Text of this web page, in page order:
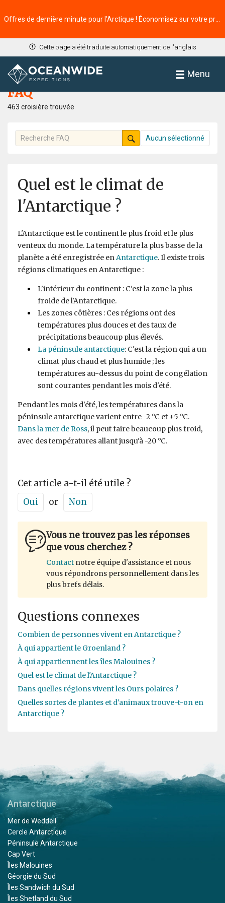
Cette page a été traduite automatiquement de l'anglais
Menu
Accueil
FAQ
463 croisière trouvée
Aucun sélectionné
Quel est le climat de
l'Antarctique ?
L'Antarctique est le continent le plus froid et le plus
venteux du monde. La température la plus basse de la
planète a été enregistrée enAntarctique. Il existe trois
régions climatiques en Antarctique :
L'intérieur du continent : C'est la zone la plus
froide de l'Antarctique.
Les zones côtières : Ces régions ont des
températures plus douces et des taux de
précipitations beaucoup plus élevés.
La péninsule antarctique: C'est la région qui a un
climat plus chaud et plus humide ; les
températures au-dessus du point de congélation
sont courantes pendant les mois d'été.
Pendant les mois d'été, les températures dans la
péninsule antarctique varient entre -2 °C et +5 °C.
Dans la mer de Ross, il peut faire beaucoup plus froid,
avec des températures allant jusqu'à -20 °C.
Cet article a-t-il été utile ?
Oui
or Non
Vous ne trouvez pas les réponses
que vous cherchez ?
Contact notre équipe d'assistance et nous
vous répondrons personnellement dans les
plus brefs délais.
Questions connexes
Combien de personnes vivent en Antarctique ?
À qui appartient le Groenland ?
À qui appartiennent les îles Malouines ?
Quel est le climat de l'Antarctique ?
Dans quelles régions vivent les Ours polaires ?
Quelles sortes de plantes et d'animaux trouve-t-on en
Antarctique ?
Antarctique
Mer de Weddell
Cercle Antarctique
Péninsule Antarctique
Cap Vert
Îles Malouines
Géorgie du Sud
Îles Sandwich du Sud
Îles Shetland du Sud